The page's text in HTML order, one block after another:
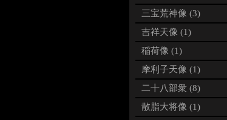
三宝荒神像 (3)
吉祥天像 (1)
稲荷像 (1)
摩利子天像 (1)
二十八部衆 (8)
散脂大将像 (1)